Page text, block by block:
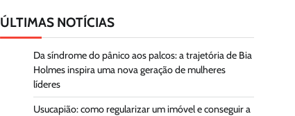
ÚLTIMAS NOTÍCIAS
Da síndrome do pânico aos palcos: a trajetória de Bia
Holmes inspira uma nova geração de mulheres
líderes
Usucapião: como regularizar um imóvel e conseguir a